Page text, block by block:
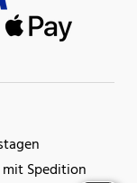
Spedition